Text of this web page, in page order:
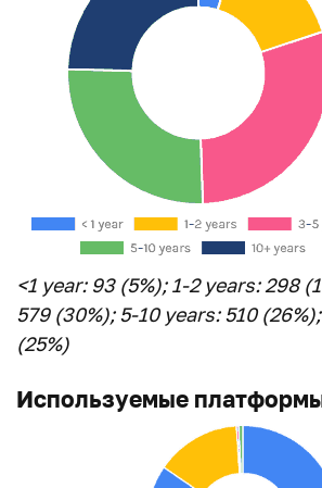
<1 year: 93 (5%); 1-2 years: 298
579 (30%); 5-10 years: 510
(25%)
Используемые